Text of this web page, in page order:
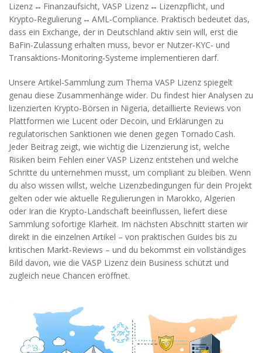
Lizenz ↔ Finanzaufsicht, VASP Lizenz ↔ Lizenzpflicht, und
Krypto‑Regulierung ↔ AML‑Compliance. Praktisch bedeutet das,
dass ein Exchange, der in Deutschland aktiv sein will, erst die
BaFin‑Zulassung erhalten muss, bevor er Nutzer‑KYC‑ und
Transaktions‑Monitoring‑Systeme implementieren darf.
Unsere Artikel‑Sammlung zum Thema VASP Lizenz spiegelt
genau diese Zusammenhänge wider. Du findest hier Analysen zu
lizenzierten Krypto‑Börsen in Nigeria, detaillierte Reviews von
Plattformen wie Lucent oder Decoin, und Erklärungen zu
regulatorischen Sanktionen wie denen gegen Tornado Cash.
Jeder Beitrag zeigt, wie wichtig die Lizenzierung ist, welche
Risiken beim Fehlen einer VASP Lizenz entstehen und welche
Schritte du unternehmen musst, um compliant zu bleiben. Wenn
du also wissen willst, welche Lizenzbedingungen für dein Projekt
gelten oder wie aktuelle Regulierungen in Marokko, Algerien
oder Iran die Krypto‑Landschaft beeinflussen, liefert diese
Sammlung sofortige Klarheit. Im nächsten Abschnitt starten wir
direkt in die einzelnen Artikel – von praktischen Guides bis zu
kritischen Markt‑Reviews – und du bekommst ein vollständiges
Bild davon, wie die VASP Lizenz dein Business schützt und
zugleich neue Chancen eröffnet.